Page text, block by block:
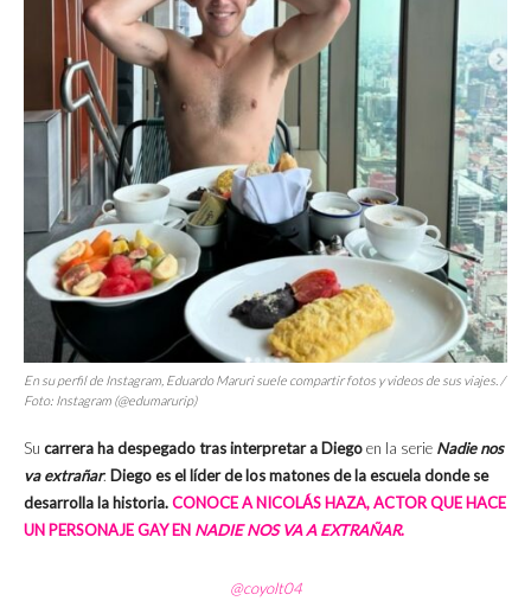
En su perfil de Instagram, Eduardo Maruri suele compartir fotos y videos de sus viajes. /
Foto: Instagram (@edumarurip)
Su carrera ha despegado tras interpretar a Diegoen la serie Nadie nos
va extrañar. Diego es el líder de los matones de la escuela donde se
desarrolla la historia.CONOCE A NICOLÁS HAZA, ACTOR QUE HACE
UN PERSONAJE GAY EN NADIE NOS VA A EXTRAÑAR.
@coyolt04